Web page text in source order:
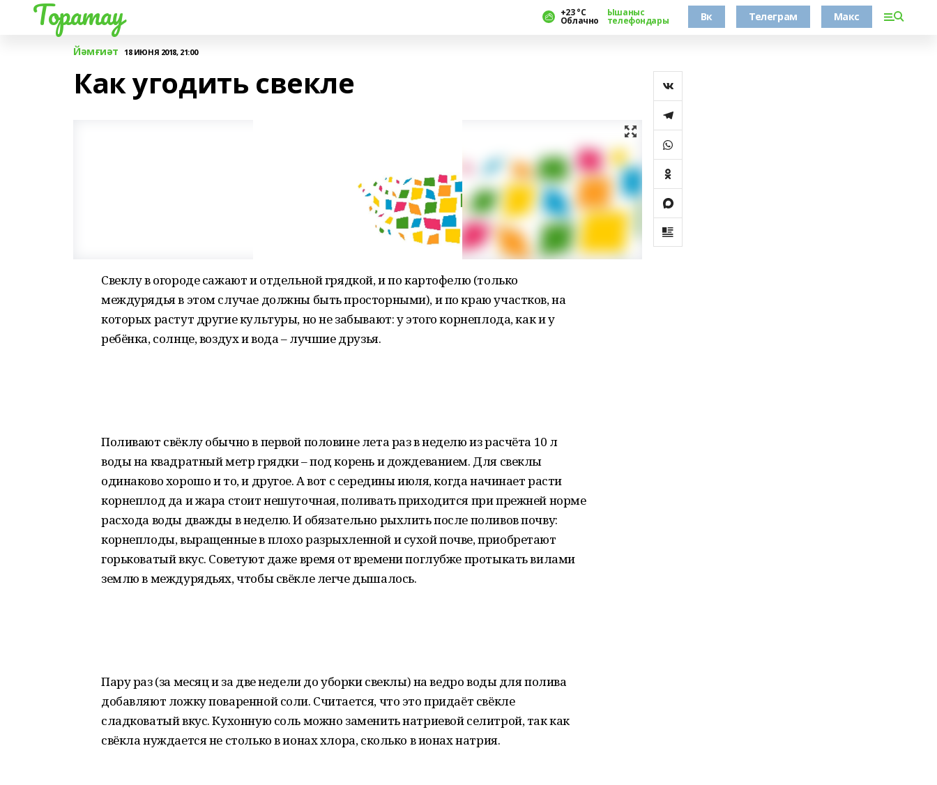
Торатау +23 °С
Облачно
Ышаныс
телефондары Вк Телеграм Макс
Йәмғиәт 18 ИЮНЯ 2018, 21:00
Как угодить свекле
Свеклу в огороде сажают и отдельной грядкой, и по картофелю (только
междурядья в этом случае должны быть просторными), и по краю участков, на
которых растут другие культуры, но не забывают: у этого корнеплода, как и у
ребёнка, солнце, воздух и вода – лучшие друзья.
Поливают свёклу обычно в первой половине лета раз в неделю из расчёта 10 л
воды на квадратный метр грядки – под корень и дождеванием. Для свеклы
одинаково хорошо и то, и другое. А вот с середины июля, когда начинает расти
корнеплод да и жара стоит нешуточная, поливать приходится при прежней норме
расхода воды дважды в неделю. И обязательно рыхлить после поливов почву:
корнеплоды, выращенные в плохо разрыхленной и сухой почве, приобретают
горьковатый вкус. Советуют даже время от времени поглубже протыкать вилами
землю в междурядьях, чтобы свёкле легче дышалось.
Пару раз (за месяц и за две недели до уборки свеклы) на ведро воды для полива
добавляют ложку поваренной соли. Считается, что это придаёт свёкле
сладковатый вкус. Кухонную соль можно заменить натриевой селитрой, так как
свёкла нуждается не столько в ионах хлора, сколько в ионах натрия.